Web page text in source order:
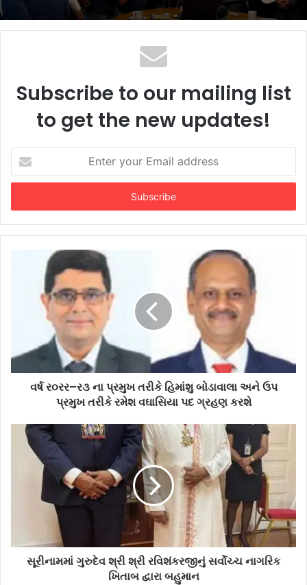
સુરતના ગ્રે કાપડના મેન્યુફેક્ચરર્સ કોઈપણ મધ્યસ્થી
યુનિટ્સને ફેબ્રિક એક્સપોર્ટ કરી શકશે
Subscribe to our mailing list
to get the new updates!
your
Email
વર્ષ ર૦રર–ર૩ ના પ્રમુખ તરીકે હિમાંશુ બોડાવાલા અને ઉપ
પ્રમુખ તરીકે રમેશ વઘાસિયા પદ ગ્રહણ કરશે
સૂરીનામમાં ગુરુદેવ શ્રી શ્રી રવિશંકરજીનું સર્વોચ્ચ નાગરિક
ખિતાબ દ્વારા બહુમાન